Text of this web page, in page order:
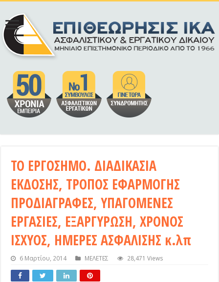
ΤΟ ΕΡΓΟΣΗΜΟ. ΔΙΑΔΙΚΑΣΙΑ
ΕΚΔΟΣΗΣ, ΤΡΟΠΟΣ ΕΦΑΡΜΟΓΗΣ
ΠΡΟΔΙΑΓΡΑΦΕΣ, ΥΠΑΓΟΜΕΝΕΣ
ΕΡΓΑΣΙΕΣ, ΕΞΑΡΓΥΡΩΣΗ, ΧΡΟΝΟΣ
ΙΣΧΥΟΣ, ΗΜΕΡΕΣ ΑΣΦΑΛΙΣΗΣ κ.λπ
6 Μαρτίου, 2014 ΜΕΛΕΤΕΣ 28,471 Views